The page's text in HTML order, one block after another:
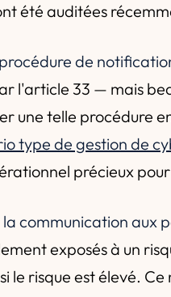
été auditées
de
l'article 33 — mais
une telle procédure
type de gestion de
précieux
communication aux
exposés à un
le risque est élevé.